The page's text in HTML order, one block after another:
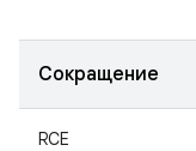
Сокращение
RCE